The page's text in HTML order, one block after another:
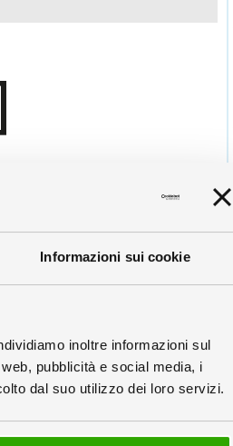
Informazioni sui cookie
inoltre informazioni sul
pubblicità e social media, i
dal suo utilizzo dei loro servizi.
info
Creazione Grafica